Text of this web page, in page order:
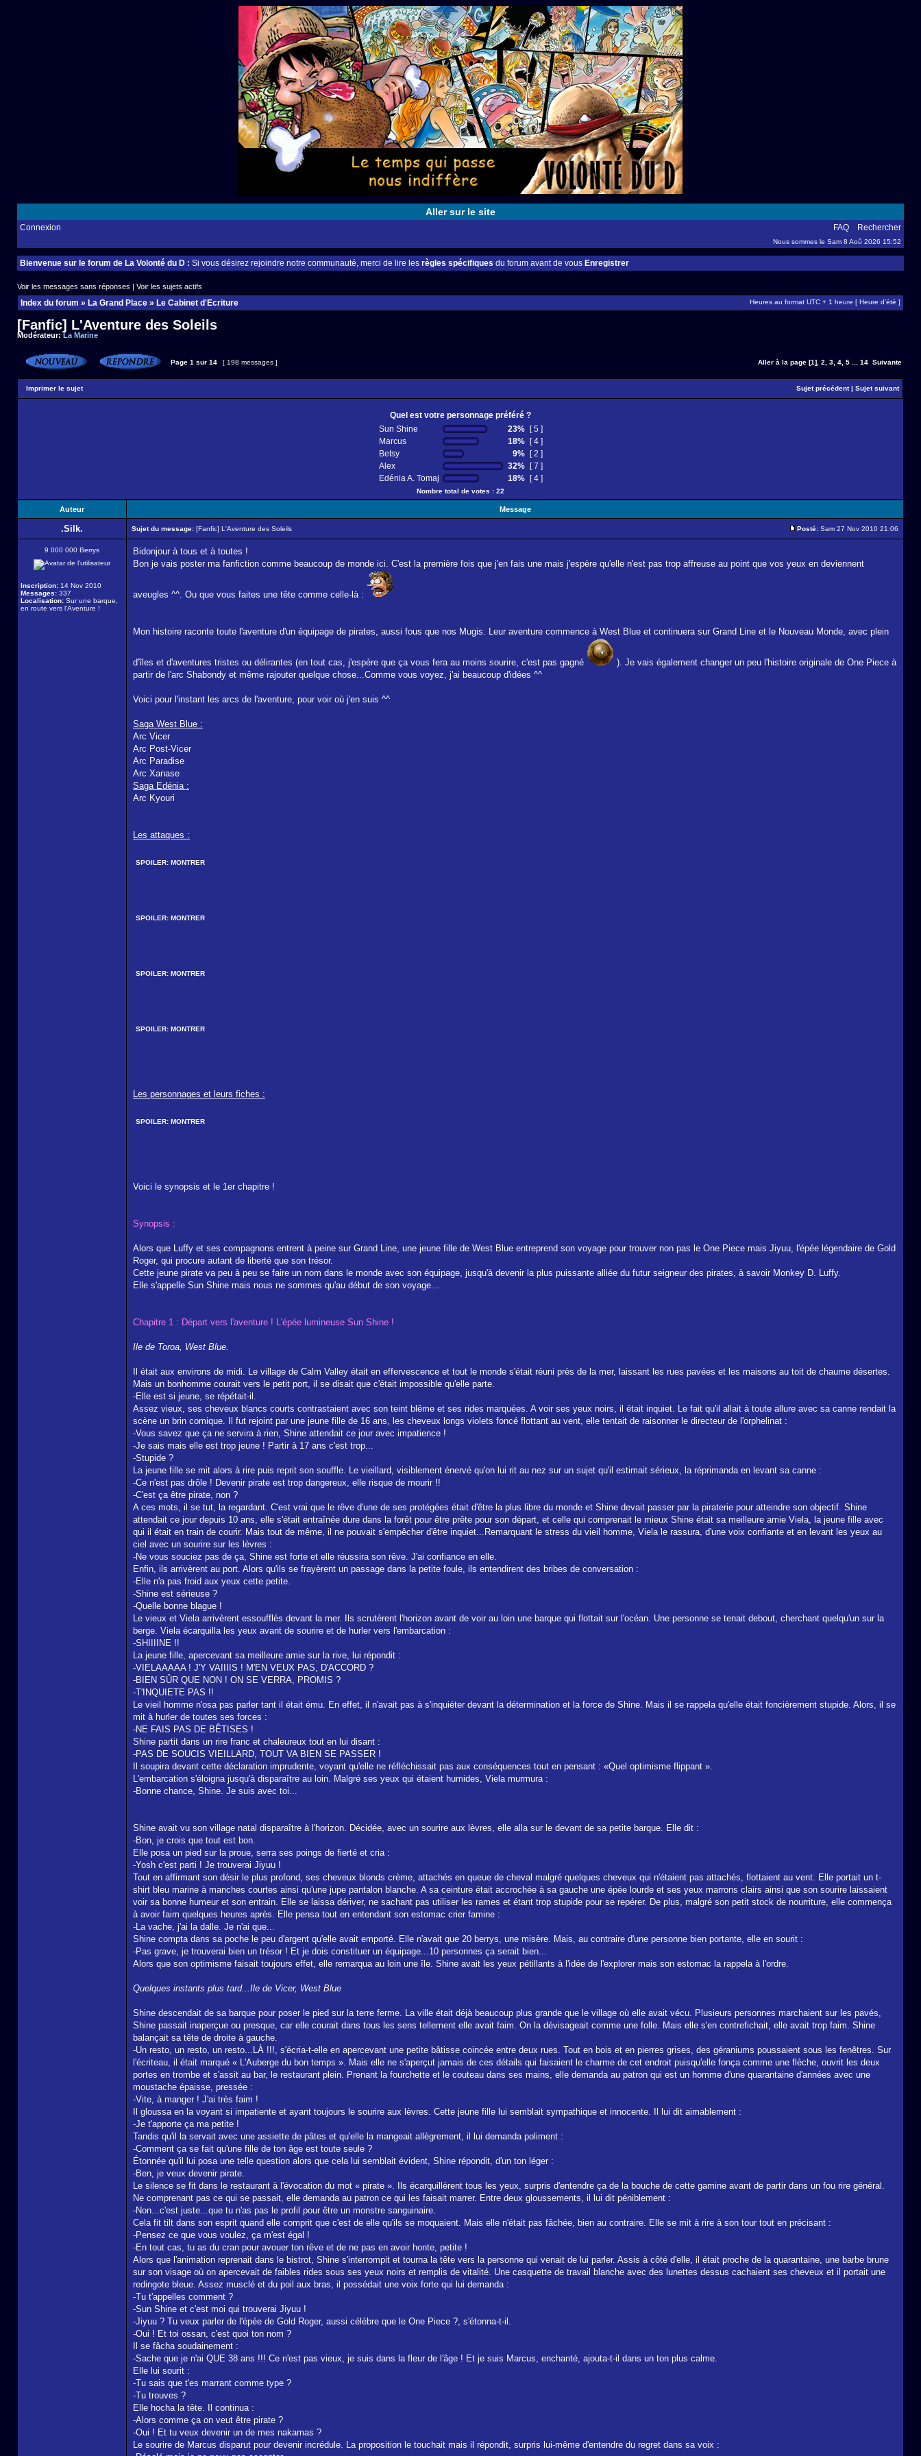
Aller sur le site
Connexion FAQ Rechercher
Nous sommes le Sam 8 Aoû 2026 15:52
Bienvenue sur le forum de La Volonté du D : Si vous désirez rejoindre notre communauté, merci de lire les règles spécifiques du forum avant de vous Enregistrer
Voir les messages sans réponses | Voir les sujets actifs
Index du forum » La Grand Place » Le Cabinet d'Ecriture Heures au format UTC + 1 heure [ Heure d’été ]
[Fanfic] L'Aventure des Soleils
Modérateur:La Marine
Page 1 sur 14 [ 198 messages ] Aller à la page [1] 2 3 4 5 14 Suivante
Imprimer le sujet Sujet précédent| Sujet suivant
Quel est votre personnage préféré ?
Sun Shine
23%
[ 5 ]
Marcus
18%
[ 4 ]
Betsy
9%
[ 2 ]
Alex
32%
[ 7 ]
Edénia A. Tomaj
18% [ 4 ]
Nombre total de votes : 22
Auteur Message
.Silk. Sujet du message: [Fanfic] L'Aventure des Soleils Posté: Sam 27 Nov 2010 21:06
9 000 000 Berrys
Inscription: 14 Nov 2010
Messages: 337
Localisation: Sur une barque,
en route vers l'Aventure !
Bidonjour à tous et à toutes !
Bon je vais poster ma fanfiction comme beaucoup de monde ici. C'est la première fois que j'en fais une mais j'espère qu'elle n'est pas trop affreuse au point que vos yeux en deviennent
aveugles ^^. Ou que vous faites une tête comme celle-là :
Mon histoire raconte toute l'aventure d'un équipage de pirates, aussi fous que nos Mugis. Leur aventure commence à West Blue et continuera sur Grand Line et le Nouveau Monde, avec plein
d'îles et d'aventures tristes ou délirantes (en tout cas, j'espère que ça vous fera au moins sourire, c'est pas gagné
). Je vais également changer un peu l'histoire originale de One Piece à
partir de l'arc Shabondy et même rajouter quelque chose...Comme vous voyez, j'ai beaucoup d'idées ^^
Voici pour l'instant les arcs de l'aventure, pour voir où j'en suis ^^
Saga West Blue :
Arc Vicer
Arc Post-Vicer
Arc Paradise
Arc Xanase
Saga Edénia :
Arc Kyouri
Les attaques :
SPOILER: MONTRER
SPOILER: MONTRER
SPOILER: MONTRER
SPOILER: MONTRER
Les personnages et leurs fiches :
SPOILER: MONTRER
Voici le synopsis et le 1er chapitre !
Synopsis :
Alors que Luffy et ses compagnons entrent à peine sur Grand Line, une jeune fille de West Blue entreprend son voyage pour trouver non pas le One Piece mais Jiyuu, l'épée légendaire de Gold
Roger, qui procure autant de liberté que son trésor.
Cette jeune pirate va peu à peu se faire un nom dans le monde avec son équipage, jusqu'à devenir la plus puissante alliée du futur seigneur des pirates, à savoir Monkey D. Luffy.
Elle s'appelle Sun Shine mais nous ne sommes qu'au début de son voyage...
Chapitre 1 : Départ vers l'aventure ! L'épée lumineuse Sun Shine !
Ile de Toroa, West Blue.
Il était aux environs de midi. Le village de Calm Valley était en effervescence et tout le monde s'était réuni près de la mer, laissant les rues pavées et les maisons au toit de chaume désertes.
Mais un bonhomme courait vers le petit port, il se disait que c'était impossible qu'elle parte.
-Elle est si jeune, se répétait-il.
Assez vieux, ses cheveux blancs courts contrastaient avec son teint blême et ses rides marquées. A voir ses yeux noirs, il était inquiet. Le fait qu'il allait à toute allure avec sa canne rendait la
scène un brin comique. Il fut rejoint par une jeune fille de 16 ans, les cheveux longs violets foncé flottant au vent, elle tentait de raisonner le directeur de l'orphelinat :
-Vous savez que ça ne servira à rien, Shine attendait ce jour avec impatience !
-Je sais mais elle est trop jeune ! Partir à 17 ans c'est trop...
-Stupide ?
La jeune fille se mit alors à rire puis reprit son souffle. Le vieillard, visiblement énervé qu'on lui rit au nez sur un sujet qu'il estimait sérieux, la réprimanda en levant sa canne :
-Ce n'est pas drôle ! Devenir pirate est trop dangereux, elle risque de mourir !!
-C'est ça être pirate, non ?
A ces mots, il se tut, la regardant. C'est vrai que le rêve d'une de ses protégées était d'être la plus libre du monde et Shine devait passer par la piraterie pour atteindre son objectif. Shine
attendait ce jour depuis 10 ans, elle s'était entraînée dure dans la forêt pour être prête pour son départ, et celle qui comprenait le mieux Shine était sa meilleure amie Viela, la jeune fille avec
qui il était en train de courir. Mais tout de même, il ne pouvait s'empêcher d'être inquiet...Remarquant le stress du vieil homme, Viela le rassura, d'une voix confiante et en levant les yeux au
ciel avec un sourire sur les lèvres :
-Ne vous souciez pas de ça, Shine est forte et elle réussira son rêve. J'ai confiance en elle.
Enfin, ils arrivèrent au port. Alors qu'ils se frayèrent un passage dans la petite foule, ils entendirent des bribes de conversation :
-Elle n'a pas froid aux yeux cette petite.
-Shine est sérieuse ?
-Quelle bonne blague !
Le vieux et Viela arrivèrent essoufflés devant la mer. Ils scrutèrent l'horizon avant de voir au loin une barque qui flottait sur l'océan. Une personne se tenait debout, cherchant quelqu'un sur la
berge. Viela écarquilla les yeux avant de sourire et de hurler vers l'embarcation :
-SHIIIINE !!
La jeune fille, apercevant sa meilleure amie sur la rive, lui répondit :
-VIELAAAAA ! J'Y VAIIIIS ! M'EN VEUX PAS, D'ACCORD ?
-BIEN SÛR QUE NON ! ON SE VERRA, PROMIS ?
-T'INQUIETE PAS !!
Le vieil homme n'osa pas parler tant il était ému. En effet, il n'avait pas à s'inquiéter devant la détermination et la force de Shine. Mais il se rappela qu'elle était foncièrement stupide. Alors, il se
mit à hurler de toutes ses forces :
-NE FAIS PAS DE BÊTISES !
Shine partit dans un rire franc et chaleureux tout en lui disant :
-PAS DE SOUCIS VIEILLARD, TOUT VA BIEN SE PASSER !
Il soupira devant cette déclaration imprudente, voyant qu'elle ne réfléchissait pas aux conséquences tout en pensant : «Quel optimisme flippant ».
L'embarcation s'éloigna jusqu'à disparaître au loin. Malgré ses yeux qui étaient humides, Viela murmura :
-Bonne chance, Shine. Je suis avec toi...
Shine avait vu son village natal disparaître à l'horizon. Décidée, avec un sourire aux lèvres, elle alla sur le devant de sa petite barque. Elle dit :
-Bon, je crois que tout est bon.
Elle posa un pied sur la proue, serra ses poings de fierté et cria :
-Yosh c'est parti ! Je trouverai Jiyuu !
Tout en affirmant son désir le plus profond, ses cheveux blonds crème, attachés en queue de cheval malgré quelques cheveux qui n'étaient pas attachés, flottaient au vent. Elle portait un t-
shirt bleu marine à manches courtes ainsi qu'une jupe pantalon blanche. A sa ceinture était accrochée à sa gauche une épée lourde et ses yeux marrons clairs ainsi que son sourire laissaient
voir sa bonne humeur et son entrain. Elle se laissa dériver, ne sachant pas utiliser les rames et étant trop stupide pour se repérer. De plus, malgré son petit stock de nourriture, elle commença
à avoir faim quelques heures après. Elle pensa tout en entendant son estomac crier famine :
-La vache, j'ai la dalle. Je n'ai que...
Shine compta dans sa poche le peu d'argent qu'elle avait emporté. Elle n'avait que 20 berrys, une misère. Mais, au contraire d'une personne bien portante, elle en sourit :
-Pas grave, je trouverai bien un trésor ! Et je dois constituer un équipage...10 personnes ça serait bien...
Alors que son optimisme faisait toujours effet, elle remarqua au loin une île. Shine avait les yeux pétillants à l'idée de l'explorer mais son estomac la rappela à l'ordre.
Quelques instants plus tard...Ile de Vicer, West Blue
Shine descendait de sa barque pour poser le pied sur la terre ferme. La ville était déjà beaucoup plus grande que le village où elle avait vécu. Plusieurs personnes marchaient sur les pavés,
Shine passait inaperçue ou presque, car elle courait dans tous les sens tellement elle avait faim. On la dévisageait comme une folle. Mais elle s'en contrefichait, elle avait trop faim. Shine
balançait sa tête de droite à gauche.
-Un resto, un resto, un resto...LÀ !!!, s'écria-t-elle en apercevant une petite bâtisse coincée entre deux rues. Tout en bois et en pierres grises, des géraniums poussaient sous les fenêtres. Sur
l'écriteau, il était marqué « L'Auberge du bon temps ». Mais elle ne s'aperçut jamais de ces détails qui faisaient le charme de cet endroit puisqu'elle fonça comme une flèche, ouvrit les deux
portes en trombe et s'assit au bar, le restaurant plein. Prenant la fourchette et le couteau dans ses mains, elle demanda au patron qui est un homme d'une quarantaine d'années avec une
moustache épaisse, pressée :
-Vite, à manger ! J'ai très faim !
Il gloussa en la voyant si impatiente et ayant toujours le sourire aux lèvres. Cette jeune fille lui semblait sympathique et innocente. Il lui dit aimablement :
-Je t'apporte ça ma petite !
Tandis qu'il la servait avec une assiette de pâtes et qu'elle la mangeait allègrement, il lui demanda poliment :
-Comment ça se fait qu'une fille de ton âge est toute seule ?
Étonnée qu'il lui posa une telle question alors que cela lui semblait évident, Shine répondit, d'un ton léger :
-Ben, je veux devenir pirate.
Le silence se fit dans le restaurant à l'évocation du mot « pirate ». Ils écarquillèrent tous les yeux, surpris d'entendre ça de la bouche de cette gamine avant de partir dans un fou rire général.
Ne comprenant pas ce qui se passait, elle demanda au patron ce qui les faisait marrer. Entre deux gloussements, il lui dit péniblement :
-Non...c'est juste...que tu n'as pas le profil pour être un monstre sanguinaire.
Cela fit tilt dans son esprit quand elle comprit que c'est de elle qu'ils se moquaient. Mais elle n'était pas fâchée, bien au contraire. Elle se mit à rire à son tour tout en précisant :
-Pensez ce que vous voulez, ça m'est égal !
-En tout cas, tu as du cran pour avouer ton rêve et de ne pas en avoir honte, petite !
Alors que l'animation reprenait dans le bistrot, Shine s'interrompit et tourna la tête vers la personne qui venait de lui parler. Assis à côté d'elle, il était proche de la quarantaine, une barbe brune
sur son visage où on apercevait de faibles rides sous ses yeux noirs et remplis de vitalité. Une casquette de travail blanche avec des lunettes dessus cachaient ses cheveux et il portait une
redingote bleue. Assez musclé et du poil aux bras, il possédait une voix forte qui lui demanda :
-Tu t'appelles comment ?
-Sun Shine et c'est moi qui trouverai Jiyuu !
-Jiyuu ? Tu veux parler de l'épée de Gold Roger, aussi célèbre que le One Piece ?, s'étonna-t-il.
-Oui ! Et toi ossan, c'est quoi ton nom ?
Il se fâcha soudainement :
-Sache que je n'ai QUE 38 ans !!! Ce n'est pas vieux, je suis dans la fleur de l'âge ! Et je suis Marcus, enchanté, ajouta-t-il dans un ton plus calme.
Elle lui sourit :
-Tu sais que t'es marrant comme type ?
-Tu trouves ?
Elle hocha la tête. Il continua :
-Alors comme ça on veut être pirate ?
-Oui ! Et tu veux devenir un de mes nakamas ?
Le sourire de Marcus disparut pour devenir incrédule. La proposition le touchait mais il répondit, surpris lui-même d'entendre du regret dans sa voix :